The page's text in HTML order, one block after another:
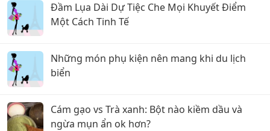
Đầm Lụa Dài Dự Tiệc Che Mọi Khuyết Điểm
Một Cách Tinh Tế
Những món phụ kiện nên mang khi du lịch
biển
Cám gạo vs Trà xanh: Bột nào kiềm dầu và
ngừa mụn ẩn ok hơn?